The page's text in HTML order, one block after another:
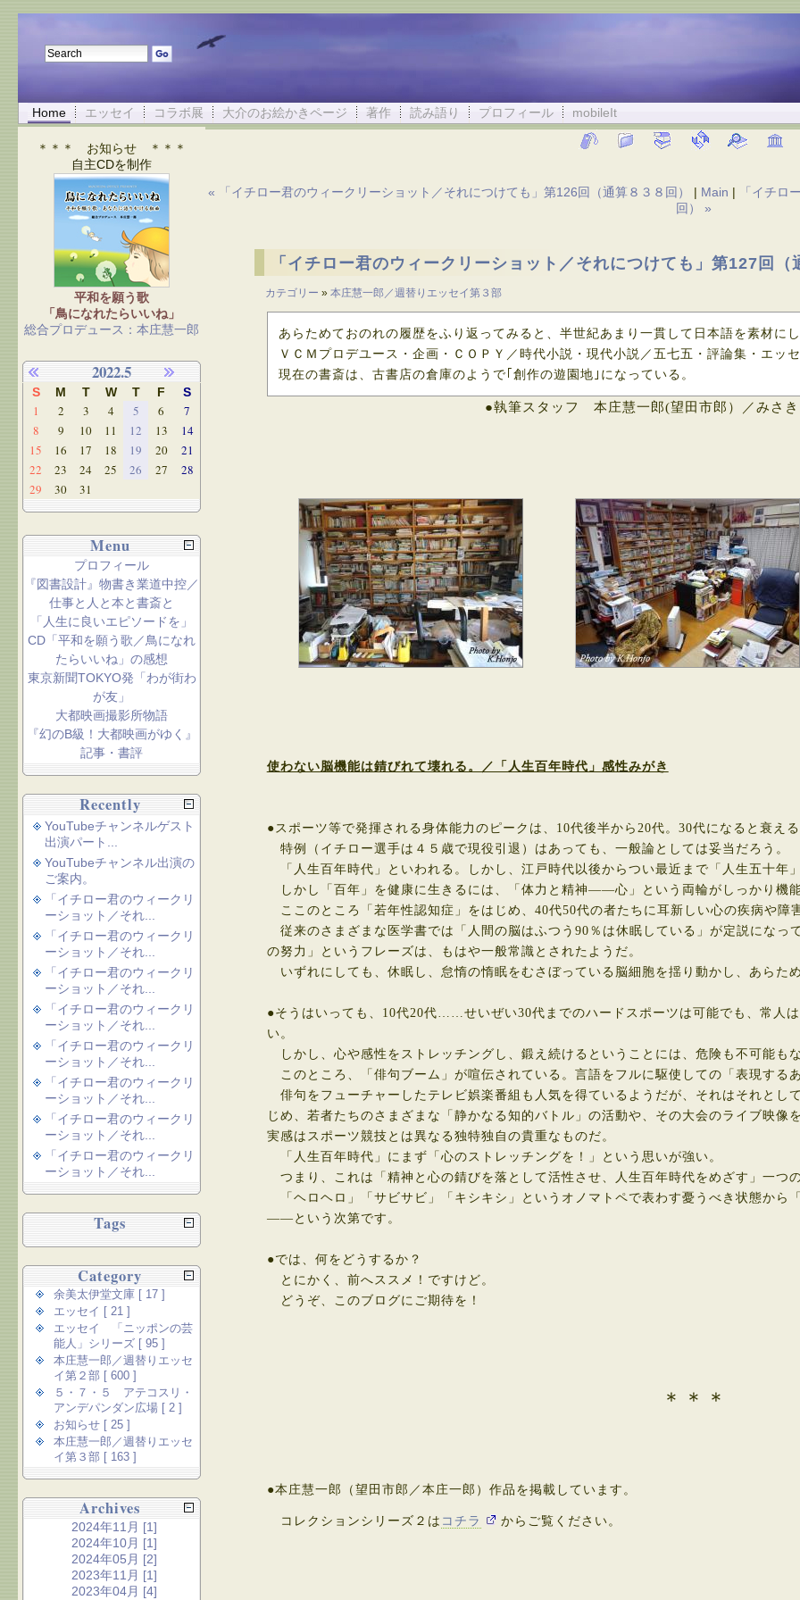
Home エッセイ コラボ展 大介のお絵かきページ 著作 読み語り プロフィール mobileIt
« 「イチロー君のウィークリーショット／それにつけても」第126回（通算８３８回） | Main |
「イチロ
回） »
「イチロー君のウィークリーショット／それにつけても」第127回（
カテゴリー » 本庄慧一郎／週替りエッセイ第３部
あらためておのれの履歴をふり返ってみると、半世紀あまり一貫して日本語を素材に
ＶＣＭプロデユース・企画・ＣＯＰＹ／時代小説・現代小説／五七五・評論集・エッ
現在の書斎は、古書店の倉庫のようで｢創作の遊園地｣になっている。
●執筆スタッフ 本庄慧一郎(望田市郎）／みさ
使わない脳機能は錆びれて壊れる。／「人生百年時代」感性みがき
●スポーツ等で発揮される身体能力のピークは、10代後半から20代。30代になると衰える
特例（イチロー選手は４５歳で現役引退）はあっても、一般論としては妥当だろう。
「人生百年時代」といわれる。しかし、江戸時代以後からつい最近まで「人生五十年
しかし「百年」を健康に生きるには、「体力と精神――心」という両輪がしっかり機能
ここのところ「若年性認知症」をはじめ、40代50代の者たちに耳新しい心の疾病や障
従来のさまざまな医学書では「人間の脳はふつう90％は休眠している」が定説になっ
の努力」というフレーズは、もはや一般常識とされたようだ。
いずれにしても、休眠し、怠惰の惰眠をむさぼっている脳細胞を揺り動かし、あらた
●そうはいっても、10代20代……せいぜい30代までのハードスポーツは可能でも、常人
い。
しかし、心や感性をストレッチングし、鍛え続けるということには、危険も不可能もな
このところ、「俳句ブーム」が喧伝されている。言語をフルに駆使しての「表現する
俳句をフューチャーしたテレビ娯楽番組も人気を得ているようだが、それはそれとし
じめ、若者たちのさまざまな「静かなる知的バトル」の活動や、その大会のライブ映像
実感はスポーツ競技とは異なる独特独自の貴重なものだ。
「人生百年時代」にまず「心のストレッチングを！」という思いが強い。
つまり、これは「精神と心の錆びを落として活性させ、人生百年時代をめざす」一つ
「ヘロヘロ」「サビサビ」「キシキシ」というオノマトペで表わす憂うべき状態から
――という次第です。
●では、何をどうするか？
とにかく、前へススメ！ですけど。
どうぞ、このブログにご期待を！
＊＊＊
●本庄慧一郎（望田市郎／本庄一郎）作品を掲載しています。
コレクションシリーズ２は コチラ からご覧ください。
＊＊＊ お知らせ ＊＊＊
自主CDを制作
平和を願う歌
「鳥になれたらいいね」
総合プロデュース：本庄慧一郎
2022.5
S M T W T F S
1 2 3 4 5 6
7
8
9 10 11 12 13
14
15
16 17 18 19 20
21
22
23 24 25 26 27
28
29
30 31
Menu
プロフィール
『図書設計』物書き業道中控／
仕事と人と本と書斎と
「人生に良いエピソードを」
CD「平和を願う歌／鳥になれ
たらいいね」の感想
東京新聞TOKYO発「わが街わ
が友」
大都映画撮影所物語
『幻のB級！大都映画がゆく』
記事・書評
Recently
YouTubeチャンネルゲスト
出演パート...
YouTubeチャンネル出演の
ご案内。
「イチロー君のウィークリ
ーショット／それ...
「イチロー君のウィークリ
ーショット／それ...
「イチロー君のウィークリ
ーショット／それ...
「イチロー君のウィークリ
ーショット／それ...
「イチロー君のウィークリ
ーショット／それ...
「イチロー君のウィークリ
ーショット／それ...
「イチロー君のウィークリ
ーショット／それ...
「イチロー君のウィークリ
ーショット／それ...
Tags
Category
余美太伊堂文庫 [ 17 ]
エッセイ [ 21 ]
エッセイ 「ニッポンの芸
能人」シリーズ [ 95 ]
本庄慧一郎／週替りエッセ
イ第２部 [ 600 ]
５・７・５ アテコスリ・
アンデパンダン広場 [ 2 ]
お知らせ [ 25 ]
本庄慧一郎／週替りエッセ
イ第３部 [ 163 ]
Archives
2024年11月 [1]
2024年10月 [1]
2024年05月 [2]
2023年11月 [1]
2023年04月 [4]